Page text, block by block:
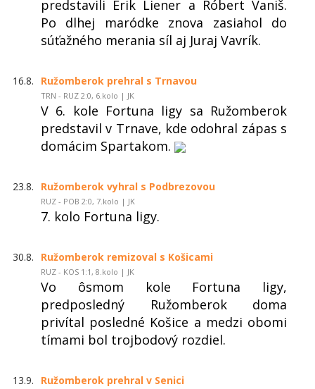
predstavili Erik Liener a Róbert Vaniš.
Po dlhej maródke znova zasiahol do
súťažného merania síl aj Juraj Vavrík.
16.8. Ružomberok prehral s Trnavou
TRN - RUZ 2:0, 6.kolo | JK
V 6. kole Fortuna ligy sa Ružomberok
predstavil v Trnave, kde odohral zápas s
domácim Spartakom.
23.8. Ružomberok vyhral s Podbrezovou
RUZ - POB 2:0, 7.kolo | JK
7. kolo Fortuna ligy.
30.8. Ružomberok remizoval s Košicami
RUZ - KOS 1:1, 8.kolo | JK
Vo ôsmom kole Fortuna ligy,
predposledný Ružomberok doma
privítal posledné Košice a medzi obomi
tímami bol trojbodový rozdiel.
13.9. Ružomberok prehral v Senici